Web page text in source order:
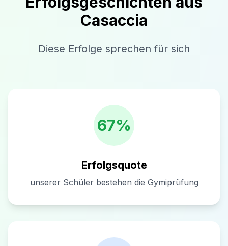
Casaccia
Diese Erfolge sprechen für sich
67%
Erfolgsquote
unserer Schüler bestehen die Gymiprüfung